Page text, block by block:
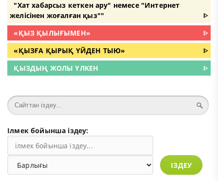
"Хат хабарсыз кеткен ару" немесе "Интернет
желісінен жоғалған қыз""
ᐈ
«ҚЫЗ ҚЫЛЫҒЫМЕН»
ᐈ
«ҚЫЗҒА ҚЫРЫҚ ҮЙДЕН ТЫЮ»
ᐈ
ҚЫЗДЫҢ ЖОЛЫ ҮЛКЕН
ᐈ
Ілмек бойынша іздеу:
ІЗДЕУ